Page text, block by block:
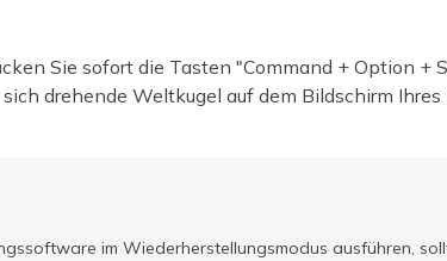
Sie sofort die Tasten "Command + Option +
drehende Weltkugel auf dem Bildschirm Ihres
im Wiederherstellungsmodus ausführen,